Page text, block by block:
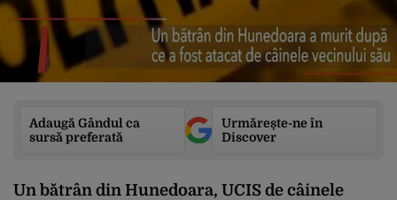
Adaugă Gândul ca
sursă preferată
Urmărește-ne în
Discover
Un bătrân din Hunedoara, UCIS de câinele